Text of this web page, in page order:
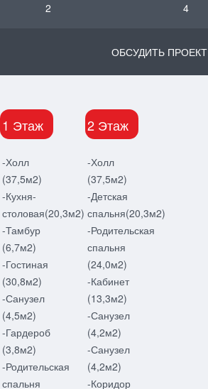
2
4
ОБСУДИТЬ ПРОЕКТ
1 Этаж
-Холл
(37,5м2)
-Кухня-
столовая(20,3м2)
-Тамбур
(6,7м2)
-Гостиная
(30,8м2)
-Санузел
(4,5м2)
-Гардероб
(3,8м2)
-Родительская
спальня
2 Этаж
-Холл
(37,5м2)
-Детская
спальня(20,3м2)
-Родительская
спальня
(24,0м2)
-Кабинет
(13,3м2)
-Санузел
(4,2м2)
-Санузел
(4,2м2)
-Коридор